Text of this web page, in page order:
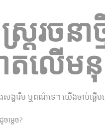
ររចនា
តលើម
សង្ហារឹម ឬ​ពណ៌​ទេ។ យើងចាប់ផ្ត
ចម្តេច?